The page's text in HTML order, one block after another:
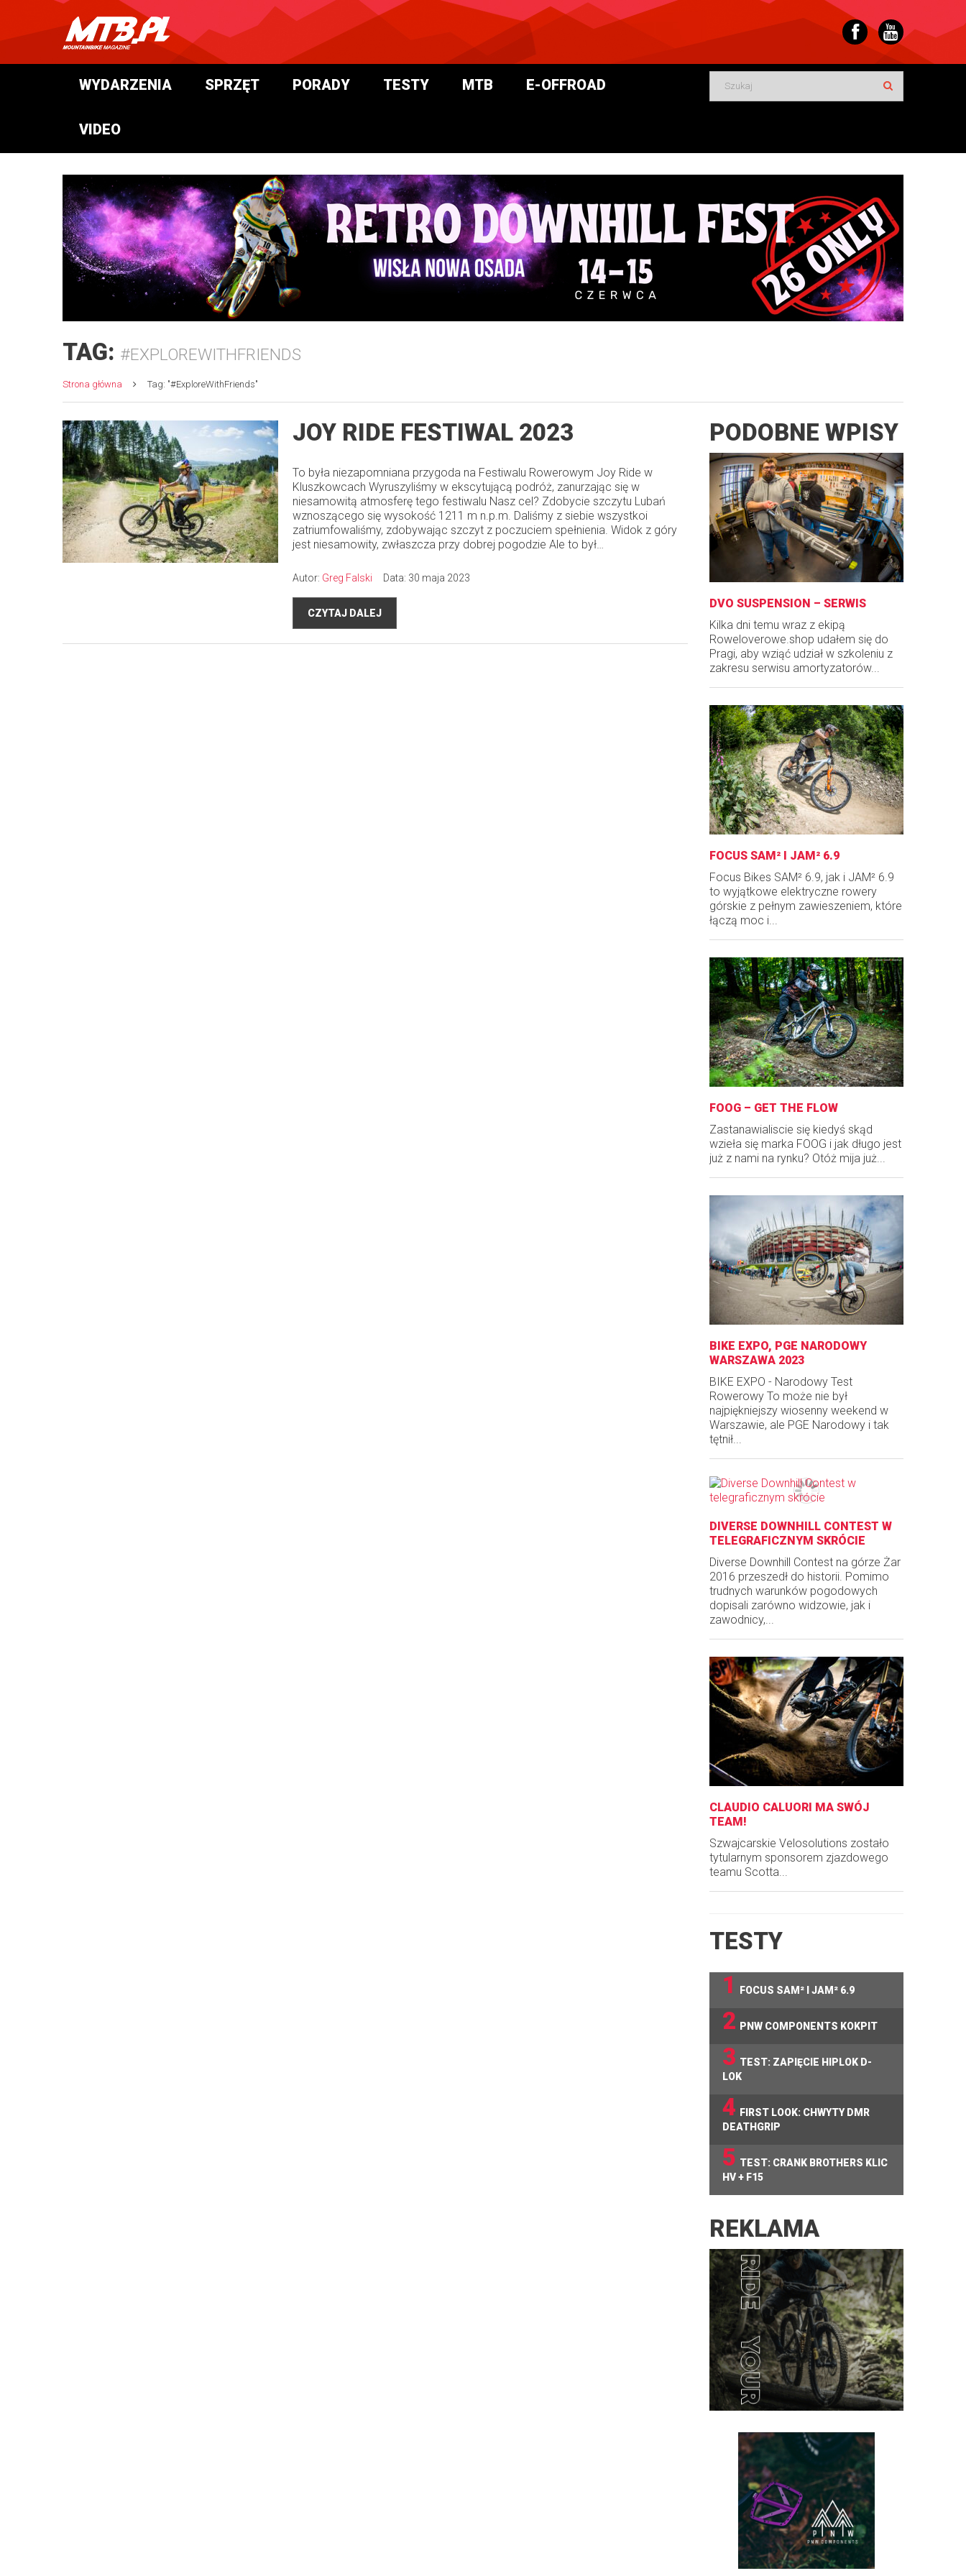
WYDARZENIA SPRZĘT PORADY TESTY MTB E-OFFROAD
VIDEO
TAG: #EXPLOREWITHFRIENDS
Strona główna Tag: "#ExploreWithFriends"
JOY RIDE FESTIWAL 2023
To była niezapomniana przygoda na Festiwalu Rowerowym Joy Ride w
Kluszkowcach Wyruszyliśmy w ekscytującą podróż, zanurzając się w
niesamowitą atmosferę tego festiwalu Nasz cel? Zdobycie szczytu Lubań
wznoszącego się wysokość 1211 m n.p.m. Daliśmy z siebie wszystkoi
zatriumfowaliśmy, zdobywając szczyt z poczuciem spełnienia. Widok z góry
jest niesamowity, zwłaszcza przy dobrej pogodzie Ale to był…
Autor: Greg Falski Data: 30 maja 2023
CZYTAJ DALEJ
PODOBNE WPISY
DVO SUSPENSION – SERWIS
Kilka dni temu wraz z ekipą
Roweloverowe.shop udałem się do
Pragi, aby wziąć udział w szkoleniu z
zakresu serwisu amortyzatorów...
FOCUS SAM² I JAM² 6.9
Focus Bikes SAM² 6.9, jak i JAM² 6.9
to wyjątkowe elektryczne rowery
górskie z pełnym zawieszeniem, które
łączą moc i...
FOOG – GET THE FLOW
Zastanawialiscie się kiedyś skąd
wzieła się marka FOOG i jak długo jest
już z nami na rynku? Otóż mija już...
BIKE EXPO, PGE NARODOWY
WARSZAWA 2023
BIKE EXPO - Narodowy Test
Rowerowy To może nie był
najpiękniejszy wiosenny weekend w
Warszawie, ale PGE Narodowy i tak
tętnił...
DIVERSE DOWNHILL CONTEST W
TELEGRAFICZNYM SKRÓCIE
Diverse Downhill Contest na górze Żar
2016 przeszedł do historii. Pomimo
trudnych warunków pogodowych
dopisali zarówno widzowie, jak i
zawodnicy,...
CLAUDIO CALUORI MA SWÓJ
TEAM!
Szwajcarskie Velosolutions zostało
tytularnym sponsorem zjazdowego
teamu Scotta...
TESTY
1
FOCUS SAM² I JAM² 6.9
2 PNW COMPONENTS KOKPIT
3 TEST: ZAPIĘCIE HIPLOK D-
LOK
4 FIRST LOOK: CHWYTY DMR
DEATHGRIP
5 TEST: CRANK BROTHERS KLIC
HV + F15
REKLAMA